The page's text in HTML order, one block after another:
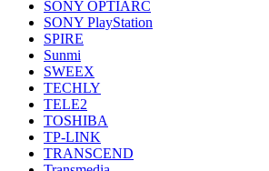
SONY OPTIARC
SONY PlayStation
SPIRE
Sunmi
SWEEX
TECHLY
TELE2
TOSHIBA
TP-LINK
TRANSCEND